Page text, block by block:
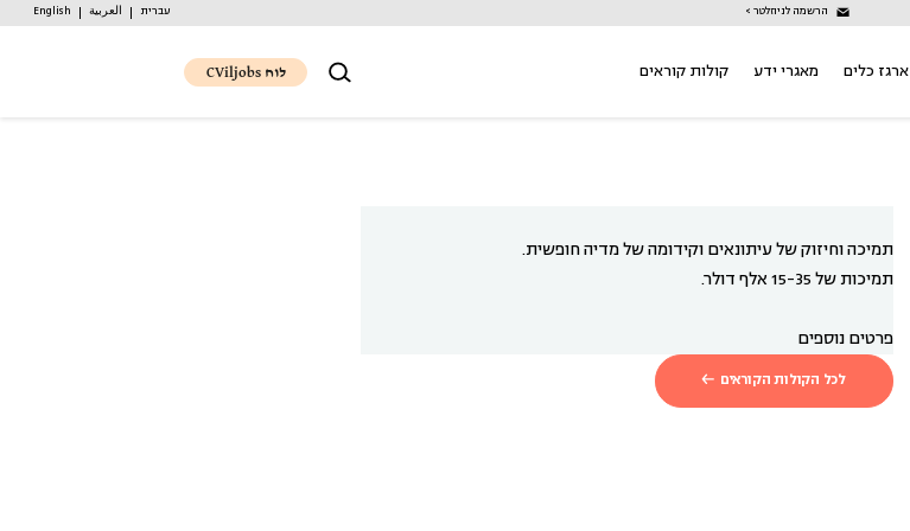
הרשמה לניוזלטר > עברית العربية English
ארגז כלים מאגרי ידע קולות קוראים לוח CViljobs
תמיכה וחיזוק של עיתונאים וקידומה של מדיה חופשית.
תמיכות של 15-35 אלף דולר.
פרטים נוספים
לכל הקולות הקוראים